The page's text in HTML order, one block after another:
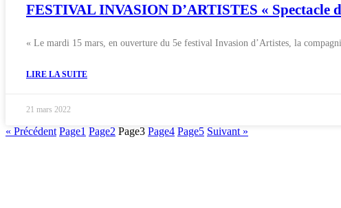
FESTIVAL INVASION D’ARTISTES « Spectacle
« Le mardi 15 mars, en ouverture du 5e festival Invasion d’Artistes, la
LIRE LA SUITE
21 mars 2022
« Précédent Page1 Page2 Page3 Page4 Page5 Suivant »